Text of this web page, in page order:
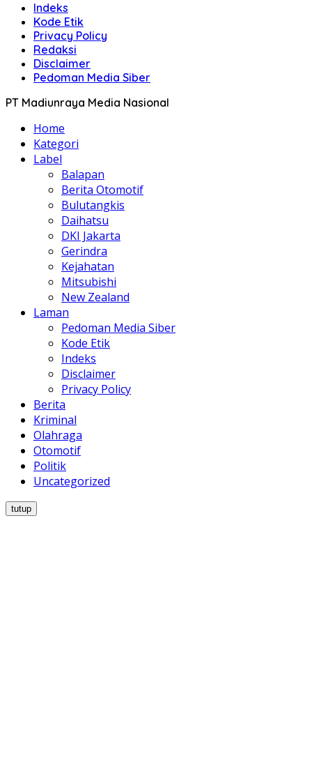
Indeks
Kode Etik
Privacy Policy
Redaksi
Disclaimer
Pedoman Media Siber
PT Madiunraya Media Nasional
Home
Kategori
Label
Balapan
Berita Otomotif
Bulutangkis
Daihatsu
DKI Jakarta
Gerindra
Kejahatan
Mitsubishi
New Zealand
Laman
Pedoman Media Siber
Kode Etik
Indeks
Disclaimer
Privacy Policy
Berita
Kriminal
Olahraga
Otomotif
Politik
Uncategorized
tutup